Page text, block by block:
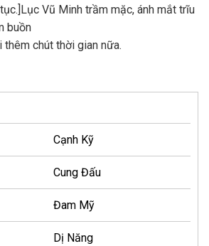
Vũ Minh trầm mặc, ánh mắt trĩu
buồn
thêm chút thời gian nữa.
Cạnh Kỹ
Cung Đấu
Đam Mỹ
Dị Năng